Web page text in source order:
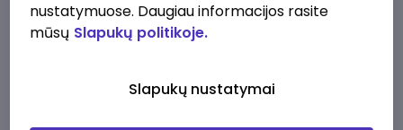
Darbo pasiūlymaiApie musPrivalumai
darbo pasiūlymų
nustatymuose. Daugiau informacijos rasite
mūsų Slapukų politikoje.
Slapukų nustatymai